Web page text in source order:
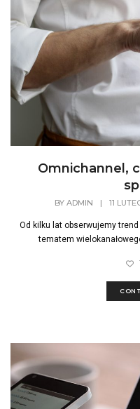
Omnichannel,
BY ADMIN | 11
Od kilku lat obserwujemy
tematem